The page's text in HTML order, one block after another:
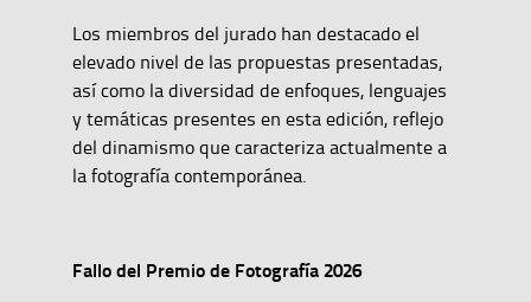
Los miembros del jurado han destacado el
elevado nivel de las propuestas presentadas,
así como la diversidad de enfoques, lenguajes
y temáticas presentes en esta edición, reflejo
del dinamismo que caracteriza actualmente a
la fotografía contemporánea.
Fallo del Premio de Fotografía 2026